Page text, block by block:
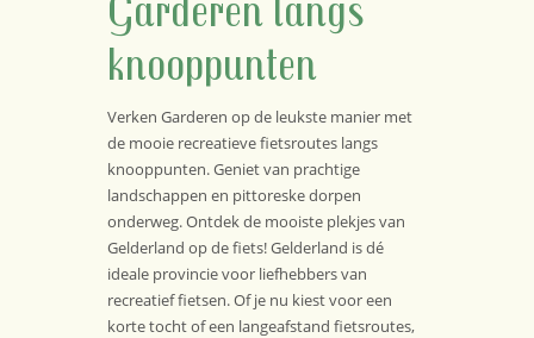
knooppunten
Verken Garderen op de leukste manier met
de mooie recreatieve fietsroutes langs
knooppunten. Geniet van prachtige
landschappen en pittoreske dorpen
onderweg. Ontdek de mooiste plekjes van
Gelderland op de fiets! Gelderland is dé
ideale provincie voor liefhebbers van
recreatief fietsen. Of je nu kiest voor een
korte tocht of een langeafstand fietsroutes,